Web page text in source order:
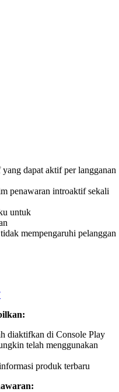
dapat aktif per langganan
penawaran introaktif sekali
untuk
mempengaruhi pelanggan
diaktifkan di Console Play
telah menggunakan
produk terbaru